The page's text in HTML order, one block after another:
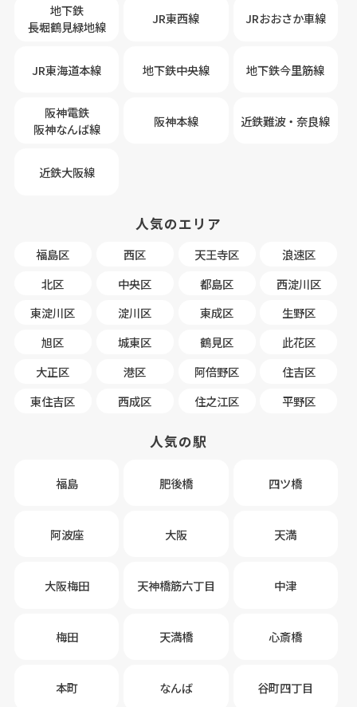
地下鉄
長堀鶴見緑地線
JR東西線 JRおおさか車線
JR東海道本線 地下鉄中央線 地下鉄今里筋線
阪神電鉄
阪神なんば線
阪神本線 近鉄難波・奈良線
近鉄大阪線
人気のエリア
福島区 西区 天王寺区
浪速区
北区
中央区 都島区
西淀川区
東淀川区
淀川区 東成区
生野区
旭区
城東区 鶴見区
此花区
大正区
港区 阿倍野区
住吉区
東住吉区
西成区 住之江区 平野区
人気の駅
福島 肥後橋 四ツ橋
阿波座 大阪 天満
大阪梅田 天神橋筋六丁目 中津
梅田 天満橋 心斎橋
本町 なんば 谷町四丁目